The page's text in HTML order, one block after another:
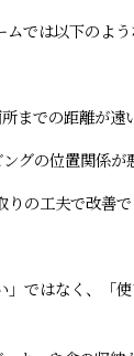
では以下のよう
までの距離が遠
グの位置関係が
の工夫で改善で
」ではなく、「